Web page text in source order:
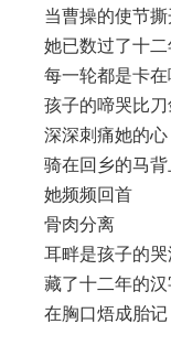
当曹操的使节撕
她已数过了十二
每一轮都是卡在
孩子的啼哭比刀
深深刺痛她的心
骑在回乡的马背
她频频回首
骨肉分离
耳畔是孩子的哭
藏了十二年的汉
在胸口焐成胎记